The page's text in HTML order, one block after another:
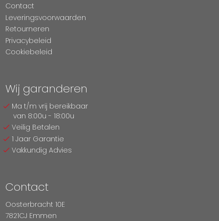
Contact
Leveringsvoorwaarden
Retourneren
Privacybeleid
Cookiebeleid
Wij garanderen
Ma t/m vrij bereikbaar
van 8:00u - 18:00u
Veilig Betalen
1 Jaar Garantie
Vakkundig Advies
Contact
Oosterbracht 10E
7821CJ Emmen